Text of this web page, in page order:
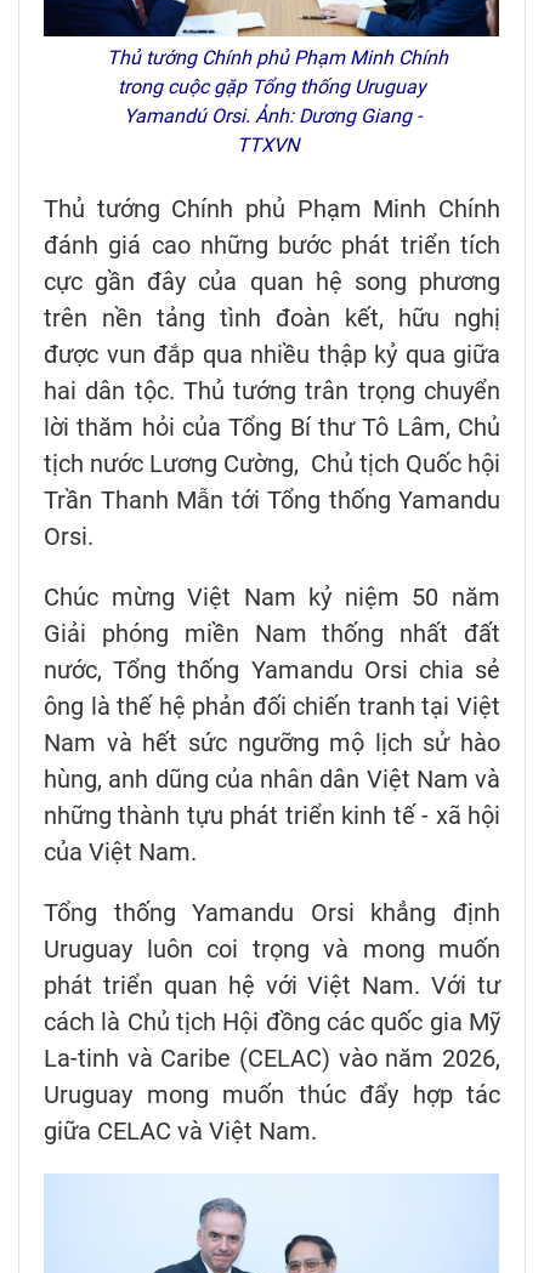
Thủ tướng Chính phủ Phạm Minh Chính
trong cuộc gặp Tổng thống Uruguay
Yamandú Orsi. Ảnh: Dương Giang -
TTXVN
Thủ tướng Chính phủ Phạm Minh Chính
đánh giá cao những bước phát triển tích
cực gần đây của quan hệ song phương
trên nền tảng tình đoàn kết, hữu nghị
được vun đắp qua nhiều thập kỷ qua giữa
hai dân tộc. Thủ tướng trân trọng chuyển
lời thăm hỏi của Tổng Bí thư Tô Lâm, Chủ
tịch nước Lương Cường, Chủ tịch Quốc hội
Trần Thanh Mẫn tới Tổng thống Yamandu
Orsi.
Chúc mừng Việt Nam kỷ niệm 50 năm
Giải phóng miền Nam thống nhất đất
nước, Tổng thống Yamandu Orsi chia sẻ
ông là thế hệ phản đối chiến tranh tại Việt
Nam và hết sức ngưỡng mộ lịch sử hào
hùng, anh dũng của nhân dân Việt Nam và
những thành tựu phát triển kinh tế - xã hội
của Việt Nam.
Tổng thống Yamandu Orsi khẳng định
Uruguay luôn coi trọng và mong muốn
phát triển quan hệ với Việt Nam. Với tư
cách là Chủ tịch Hội đồng các quốc gia Mỹ
La-tinh và Caribe (CELAC) vào năm 2026,
Uruguay mong muốn thúc đẩy hợp tác
giữa CELAC và Việt Nam.